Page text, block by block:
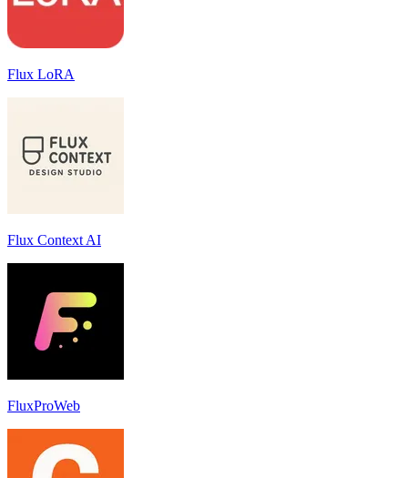
Flux LoRA
Flux Context AI
FluxProWeb